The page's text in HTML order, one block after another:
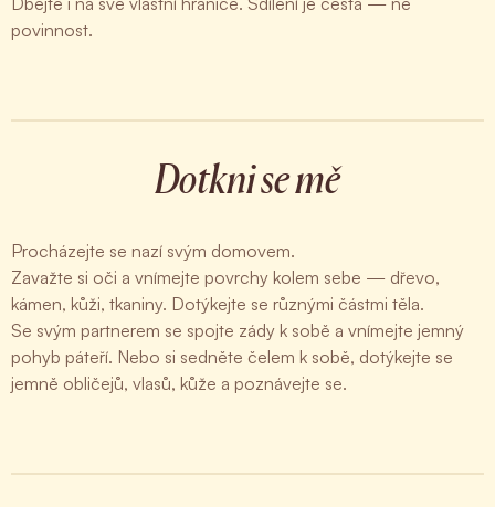
povinnost.
Dotkni se mě
Procházejte se nazí svým domovem.
Zavažte si oči a vnímejte povrchy kolem sebe — dřevo,
kámen, kůži, tkaniny. Dotýkejte se různými částmi těla.
Se svým partnerem se spojte zády k sobě a vnímejte jemný
pohyb páteří. Nebo si sedněte čelem k sobě, dotýkejte se
jemně obličejů, vlasů, kůže a poznávejte se.